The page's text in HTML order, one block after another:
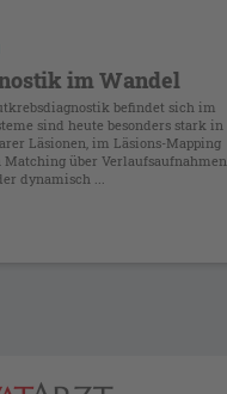
im Wandel
befindet sich im
sind heute besonders stark in
Läsionen, im Läsions-Mapping
über Verlaufsaufnahmen.
dynamisch ...